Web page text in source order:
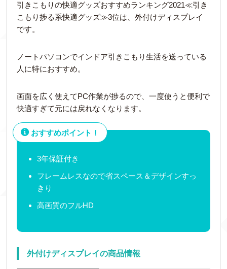
引きこもりの快適グッズおすすめランキング2021≪引き
こもり捗る系快適グッズ≫3位は、外付けディスプレイ
です。
ノートパソコンでインドア引きこもり生活を送っている
人に特におすすめ。
画面を広く使えてPC作業が捗るので、一度使うと便利で
快適すぎて元には戻れなくなります。
おすすめポイント！
3年保証付き
フレームレスなので省スペース＆デザインすっ
きり
高画質のフルHD
外付けディスプレイの商品情報